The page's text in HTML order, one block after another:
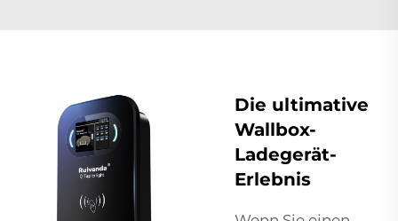
Die ultimative
Wallbox-
Ladegerät-
Erlebnis